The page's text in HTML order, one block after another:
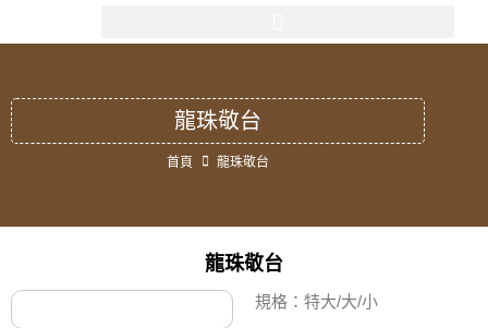
龍珠敬台
首頁 龍珠敬台
龍珠敬台
規格：特大/大/小